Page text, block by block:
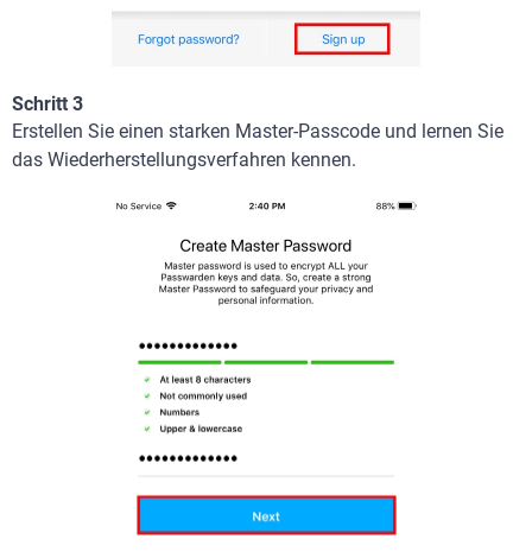
Schritt 3
Erstellen Sie einen starken Master-Passcode und lernen Sie
das Wiederherstellungsverfahren kennen.